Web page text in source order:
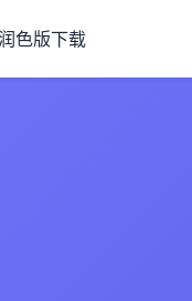
色版下载